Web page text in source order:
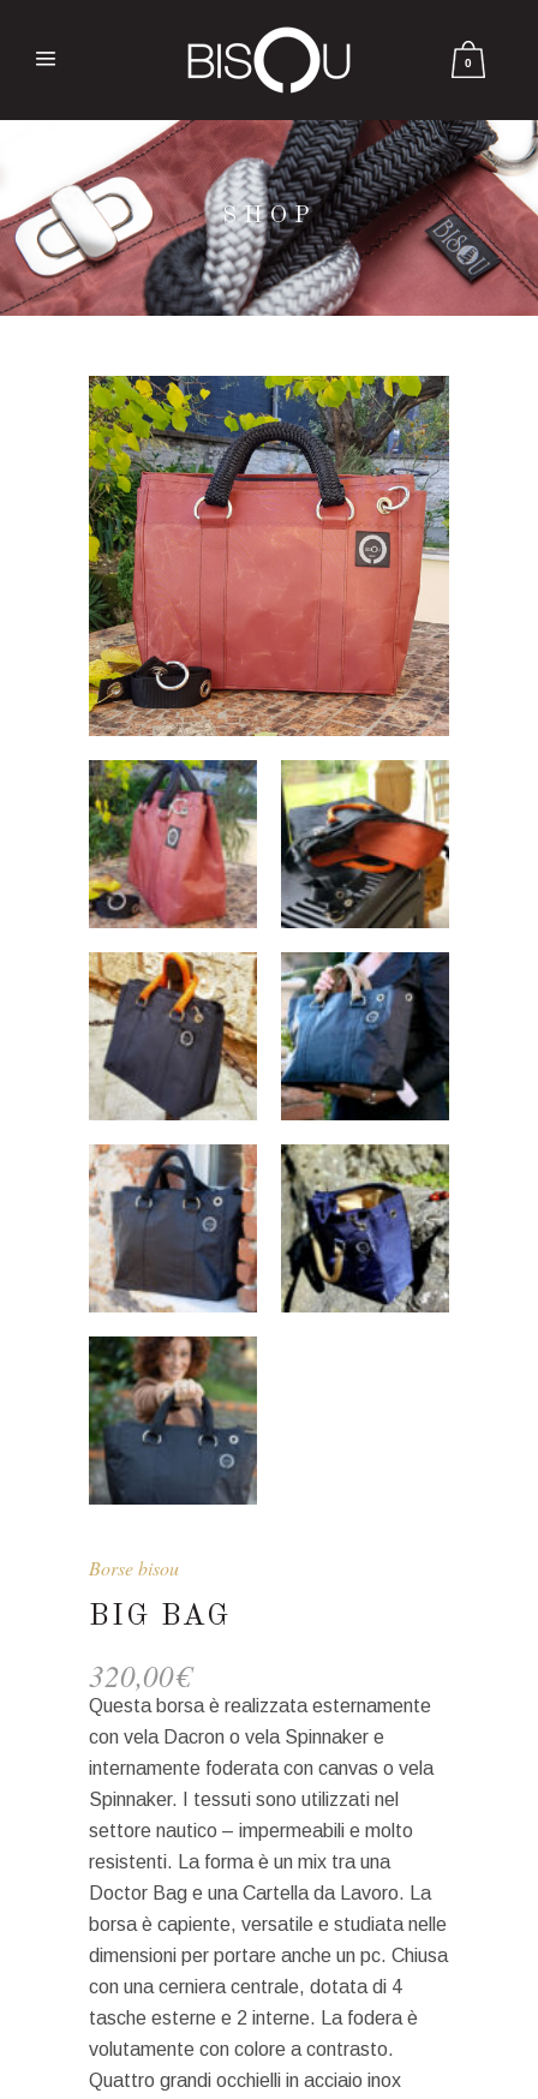
0
SHOP
Borse bisou
BIG BAG
320,00€
Questa borsa è realizzata esternamente
con vela Dacron o vela Spinnaker e
internamente foderata con canvas o vela
Spinnaker. I tessuti sono utilizzati nel
settore nautico – impermeabili e molto
resistenti. La forma è un mix tra una
Doctor Bag e una Cartella da Lavoro. La
borsa è capiente, versatile e studiata nelle
dimensioni per portare anche un pc. Chiusa
con una cerniera centrale, dotata di 4
tasche esterne e 2 interne. La fodera è
volutamente con colore a contrasto.
Quattro grandi occhielli in acciaio inox